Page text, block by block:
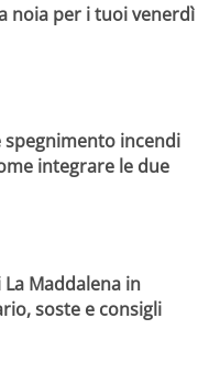
noia per i tuoi venerdì
spegnimento incendi
integrare le due
Maddalena in
soste e consigli